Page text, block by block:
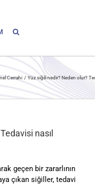
Cerrahi Yüz siğili nedir? Neden olur?
nasıl
geçen bir zararlının
çıkan siğiller, tedavi